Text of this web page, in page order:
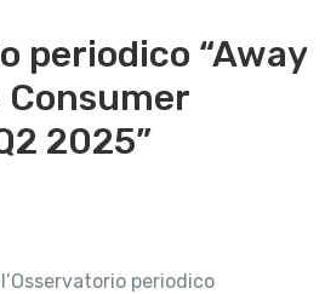
periodico “Away
Consumer
2025”
periodico